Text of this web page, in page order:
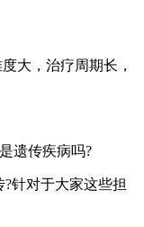
大，治疗周期长，
遗传疾病吗?
针对于大家这些担